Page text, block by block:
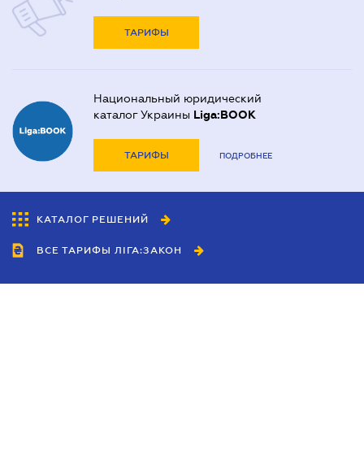
ТАРИФЫ
Национальный юридический
каталог Украины Liga:BOOK
ТАРИФЫ ПОДРОБНЕЕ
КАТАЛОГ РЕШЕНИЙ
ВСЕ ТАРИФЫ ЛІГА:ЗАКОН